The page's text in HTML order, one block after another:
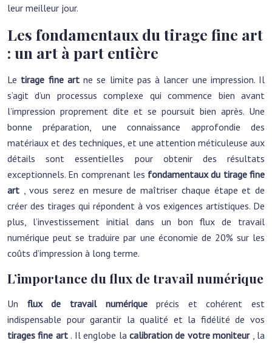
leur meilleur jour.
Les fondamentaux du tirage fine art
: un art à part entière
Le tirage fine art ne se limite pas à lancer une impression. Il
s’agit d’un processus complexe qui commence bien avant
l’impression proprement dite et se poursuit bien après. Une
bonne préparation, une connaissance approfondie des
matériaux et des techniques, et une attention méticuleuse aux
détails sont essentielles pour obtenir des résultats
exceptionnels. En comprenant les fondamentaux du tirage fine
art , vous serez en mesure de maîtriser chaque étape et de
créer des tirages qui répondent à vos exigences artistiques. De
plus, l’investissement initial dans un bon flux de travail
numérique peut se traduire par une économie de 20% sur les
coûts d’impression à long terme.
L’importance du flux de travail numérique
Un flux de travail numériqueprécis et cohérent est
indispensable pour garantir la qualité et la fidélité de vos
tirages fine art. Il englobe la calibration de votre moniteur , la